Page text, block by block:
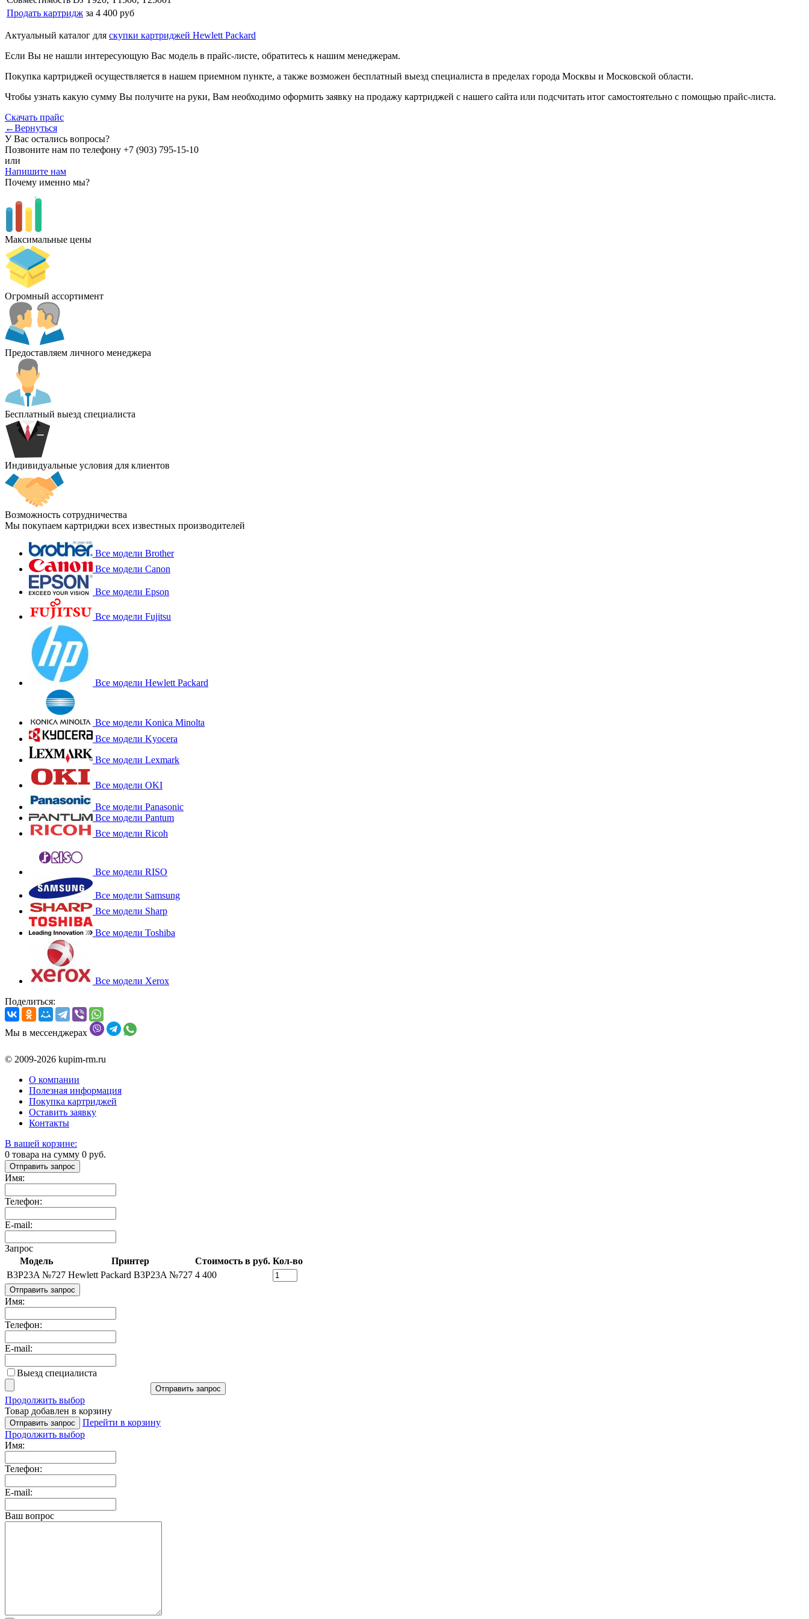
Продать картридж за 4 400 руб
Актуальный каталог для скупки картриджей Hewlett Packard
Если Вы не нашли интересующую Вас модель в прайс-листе, обратитесь к нашим менеджерам.
Покупка картриджей осуществляется в нашем приемном пункте, а также возможен бесплатный выезд специалиста в пределах города Москвы и Московской области.
Чтобы узнать какую сумму Вы получите на руки, Вам необходимо оформить заявку на продажу картриджей с нашего сайта или подсчитать итог самостоятельно с помощью прайс-листа.
Скачать прайс
←Вернуться
У Вас остались вопросы?
Позвоните нам по телефону +7 (903) 795-15-10
или
Напишите нам
Почему именно мы?
Максимальные цены
Огромный ассортимент
Предоставляем личного менеджера
Бесплатный выезд специалиста
Индивидуальные условия для клиентов
Возможность сотрудничества
Мы покупаем картриджи всех известных производителей
Все модели Brother
Все модели Canon
Все модели Epson
Все модели Fujitsu
Все модели Hewlett Packard
Все модели Konica Minolta
Все модели Kyocera
Все модели Lexmark
Все модели OKI
Все модели Panasonic
Все модели Pantum
Все модели Ricoh
Все модели RISO
Все модели Samsung
Все модели Sharp
Все модели Toshiba
Все модели Xerox
Поделиться:
Мы в мессенджерах
© 2009-2026 kupim-rm.ru
О компании
Полезная информация
Покупка картриджей
Оставить заявку
Контакты
В вашей корзине:
0 товара на сумму 0 руб.
Отправить запрос
Имя:
Телефон:
E-mail:
Запрос
Модель
Принтер Стоимость в руб. Кол-во
B3P23A №727 Hewlett Packard B3P23A №727 4 400
Отправить запрос
Имя:
Телефон:
E-mail:
Выезд специалиста
Отправить запрос
Продолжить выбор
Товар добавлен в корзину
Отправить запрос
Перейти в корзину
Продолжить выбор
Имя:
Телефон:
E-mail:
Ваш вопрос